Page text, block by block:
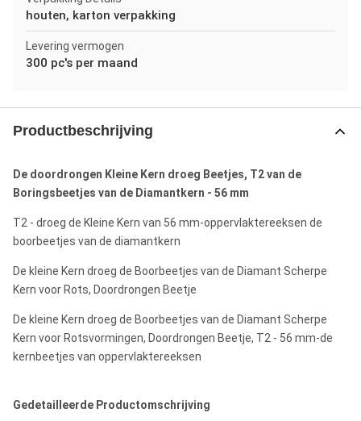
houten, karton verpakking
Levering vermogen
300 pc's per maand
Productbeschrijving
De doordrongen Kleine Kern droeg Beetjes, T2 van de
Boringsbeetjes van de Diamantkern - 56 mm
T2 - droeg de Kleine Kern van 56 mm-oppervlaktereeksen de
boorbeetjes van de diamantkern
De kleine Kern droeg de Boorbeetjes van de Diamant Scherpe
Kern voor Rots, Doordrongen Beetje
De kleine Kern droeg de Boorbeetjes van de Diamant Scherpe
Kern voor Rotsvormingen, Doordrongen Beetje, T2 - 56 mm-de
kernbeetjes van oppervlaktereeksen
Gedetailleerde Productomschrijving